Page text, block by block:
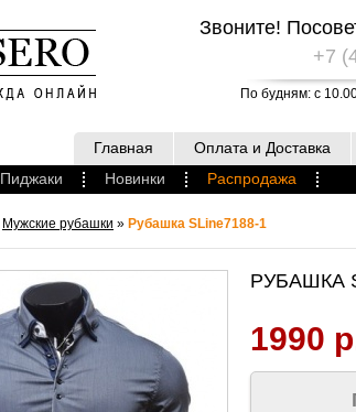
Звоните!
+7
По будням: с
Главная Оплата и Доставка
Пиджаки Новинки Распродажа
Мужские рубашки » Рубашка SLine7188-1
РУБАШКА
1990